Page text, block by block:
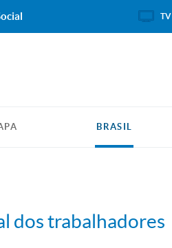
BRASIL
dos trabalhadores
TV